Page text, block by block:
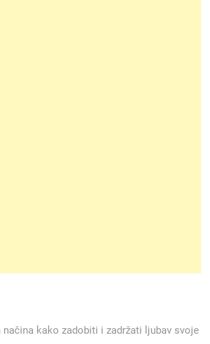
kako zadobiti i zadržati ljubav svoje